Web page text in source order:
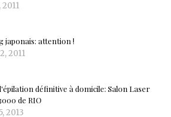
2011
japonais: attention !
2011
définitive à domicile: Salon Laser
de RIO
2013